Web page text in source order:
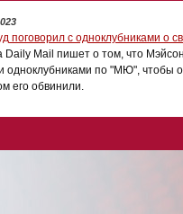
поговорил с одноклубниками о
Daily Mail пишет о том, что
одноклубниками по "МЮ", чтобы
его обвинили.